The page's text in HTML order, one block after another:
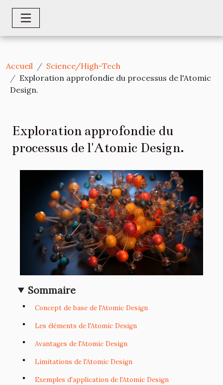
Accueil
Science/High-Tech
Exploration approfondie du processus de l'Atomic
Design.
Exploration approfondie du
processus de l'Atomic Design.
Sommaire
Concept de base de l'Atomic Design
Les éléments de l'Atomic Design
Avantages de l'Atomic Design
Limitations de l'Atomic Design
Exemples d'application de l'Atomic Design